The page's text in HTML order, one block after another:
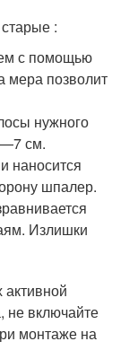
:
с помощью
мера позволит
нужного
см.
наносится
шпалер.
Излишки
не включайте
монтаже на